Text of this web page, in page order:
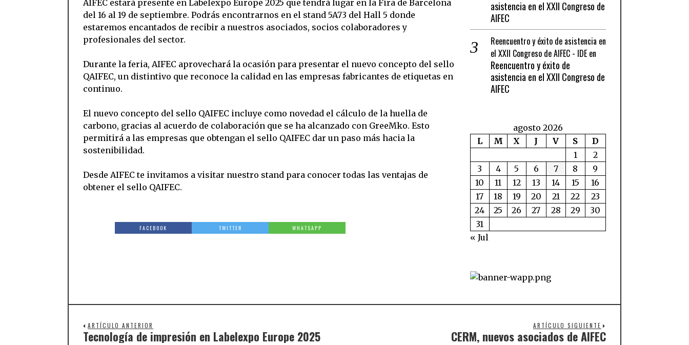
AIFEC estará presente en Labelexpo Europe 2025 que tendrá lugar en la Fira de Barcelona
del 16 al 19 de septiembre. Podrás encontrarnos en el stand 5A73 del Hall 5 donde
estaremos encantados de recibir a nuestros asociados, socios colaboradores y
profesionales del sector.
Durante la feria, AIFEC aprovechará la ocasión para presentar el nuevo concepto del sello
QAIFEC, un distintivo que reconoce la calidad en las empresas fabricantes de etiquetas en
continuo.
El nuevo concepto del sello QAIFEC incluye como novedad el cálculo de la huella de
carbono, gracias al acuerdo de colaboración que se ha alcanzado con GreeMko. Esto
permitirá a las empresas que obtengan el sello QAIFEC dar un paso más hacia la
sostenibilidad.
Desde AIFEC te invitamos a visitar nuestro stand para conocer todas las ventajas de
obtener el sello QAIFEC.
FACEBOOK TWITTER WHATSAPP
asistencia en el XXII Congreso de
AIFEC
Reencuentro y éxito de asistencia en
el XXII Congreso de AIFEC - IDEen
Reencuentro y éxito de
asistencia en el XXII Congreso de
AIFEC
agosto 2026
L
M X J V S
D
1
2
3
4 5 6 7 8
9
10
11 12 13 14 15
16
17
18 19 20 21 22
23
24
25 26 27 28 29
30
31
« Jul
ARTÍCULO ANTERIOR
Tecnología de impresión en Labelexpo Europe 2025
ARTÍCULO SIGUIENTE
CERM, nuevos asociados de AIFEC